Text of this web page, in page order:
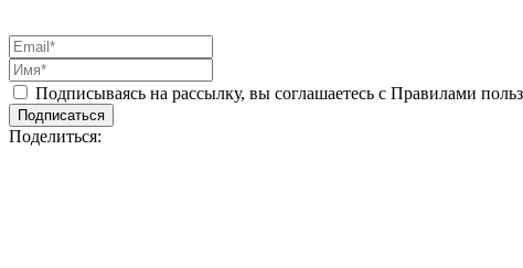
Подписываясь на рассылку, вы соглашаетесь с Правилами
Подписаться
Поделиться: